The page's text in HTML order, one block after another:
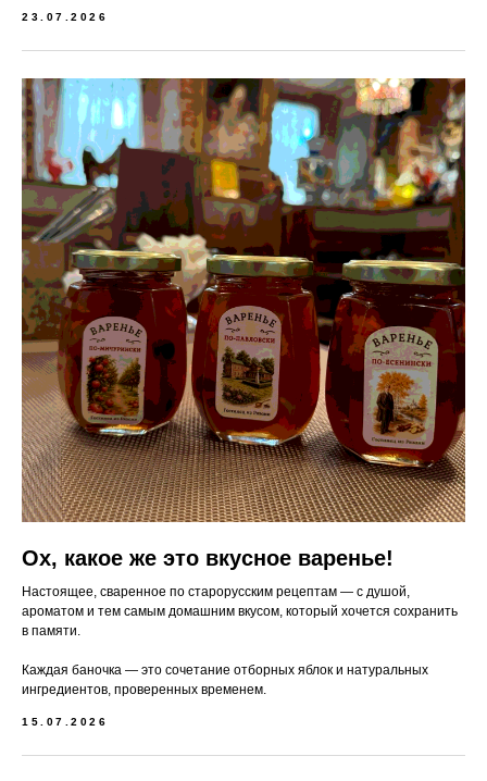
23.07.2026
Ох, какое же это вкусное варенье!
Настоящее, сваренное по старорусским рецептам — с душой,
ароматом и тем самым домашним вкусом, который хочется сохранить
в памяти.
Каждая баночка — это сочетание отборных яблок и натуральных
ингредиентов, проверенных временем.
15.07.2026